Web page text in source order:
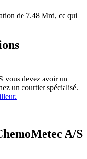
de 7.48 Mrd, ce qui
vous devez avoir un
un courtier spécialisé.
A/S